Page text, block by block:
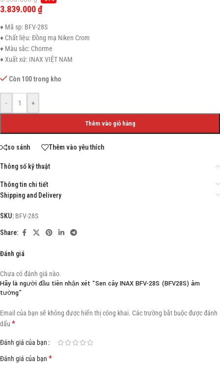
3.839.000₫
♦ Mã sp: BFV-28S
♦ Chất liệu: Đồng mạ Niken Crom
♦ Màu sắc: Chorme
♦ Xuất xứ: INAX VIỆT NAM
Còn 100 trong kho
- +
Thêm vào giỏ hàng
so sánh Thêm vào yêu thích
Thông số kỹ thuật
Thông tin chi tiết
Shipping and Delivery
SKU: BFV-28S
Share:
Đánh giá
Chưa có đánh giá nào.
Hãy là người đầu tiên nhận xét “Sen cây INAX BFV-28S (BFV28S) âm
tường”
Email của bạn sẽ không được hiển thị công khai. Các trường bắt buộc được đánh
dấu *
Đánh giá của bạn
Đánh giá của bạn *